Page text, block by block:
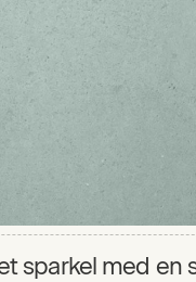
sparkel med